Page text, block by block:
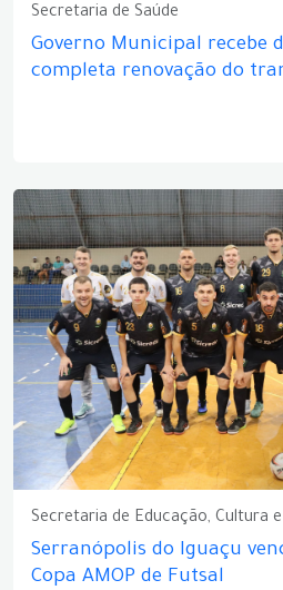
Secretaria de Saúde
Governo Municipal recebe
completa renovação do
Secretaria de Educação, Cultura
Serranópolis do Iguaçu
Copa AMOP de Futsal